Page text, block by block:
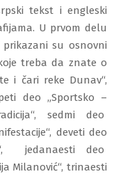
tekst i engleski
U prvom delu
su osnovni
treba da znate o
i čari reke Dunav“,
deo „Sportsko –
sedmi deo
deveti deo
jedanaesti deo
Milanović“, trinaesti